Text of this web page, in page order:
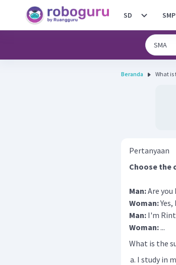
SD SMP
Beranda What is
Pertanyaan
Choose the
Man:Are you
Woman:Yes,
Man: I'm
Woman:...
What is the
I study in